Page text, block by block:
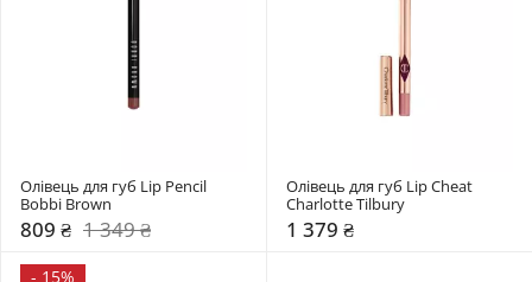
Олівець для губ Lip Pencil
Bobbi Brown
809 ₴ 1 349 ₴
Олівець для губ Lip Cheat
Charlotte Tilbury
1 379 ₴
- 15%